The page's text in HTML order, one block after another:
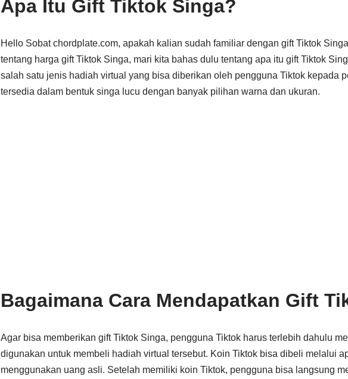
Apa Itu Gift Tiktok Singa?
Hello Sobat chordplate.com, apakah kalian sudah familiar dengan gift Tiktok
tentang harga gift Tiktok Singa, mari kita bahas dulu tentang apa itu gift Tiktok
salah satu jenis hadiah virtual yang bisa diberikan oleh pengguna Tiktok kepada
tersedia dalam bentuk singa lucu dengan banyak pilihan warna dan ukuran.
Bagaimana Cara Mendapatkan Gift
Agar bisa memberikan gift Tiktok Singa, pengguna Tiktok harus terlebih dahulu
digunakan untuk membeli hadiah virtual tersebut. Koin Tiktok bisa dibeli melalui
menggunakan uang asli. Setelah memiliki koin Tiktok, pengguna bisa langsung